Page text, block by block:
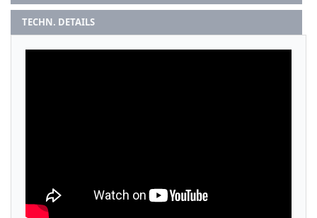
TECHN. DETAILS